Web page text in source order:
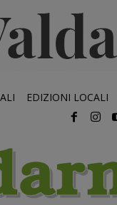
EDIZIONI LOCALI